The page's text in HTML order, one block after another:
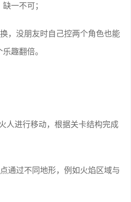
一不可；
，没朋友时自己控两个角色也能
趣翻倍。
人进行移动，根据关卡结构完成
通过不同地形，例如火焰区域与